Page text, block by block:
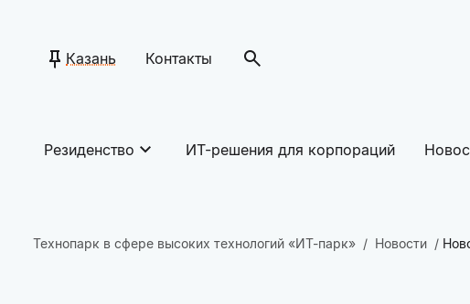
Казань Контакты
Резиденство ИТ-решения для корпораций
Технопарк в сфере высоких технологий «ИТ-парк» Новости